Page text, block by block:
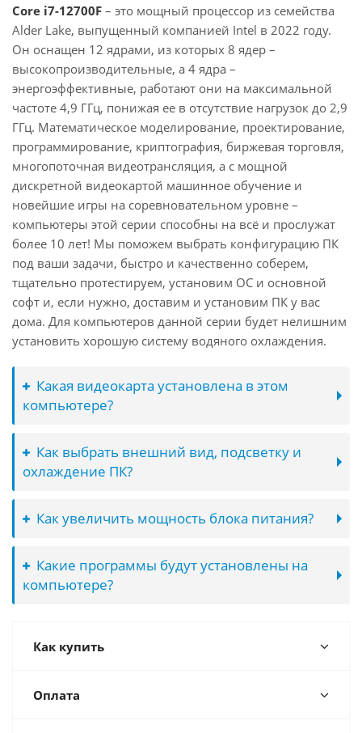
Core i7-12700F – это мощный процессор из семейства
Alder Lake, выпущенный компанией Intel в 2022 году.
Он оснащен 12 ядрами, из которых 8 ядер –
высокопроизводительные, а 4 ядра –
энергоэффективные, работают они на максимальной
частоте 4,9 ГГц, понижая ее в отсутствие нагрузок до 2,9
ГГц. Математическое моделирование, проектирование,
программирование, криптография, биржевая торговля,
многопоточная видеотрансляция, а с мощной
дискретной видеокартой машинное обучение и
новейшие игры на соревновательном уровне –
компьютеры этой серии способны на всё и прослужат
более 10 лет! Мы поможем выбрать конфигурацию ПК
под ваши задачи, быстро и качественно соберем,
тщательно протестируем, установим ОС и основной
софт и, если нужно, доставим и установим ПК у вас
дома. Для компьютеров данной серии будет нелишним
установить хорошую систему водяного охлаждения.
Какая видеокарта установлена в этом
компьютере?
Как выбрать внешний вид, подсветку и
охлаждение ПК?
Как увеличить мощность блока питания?
Какие программы будут установлены на
компьютере?
Как купить
Оплата